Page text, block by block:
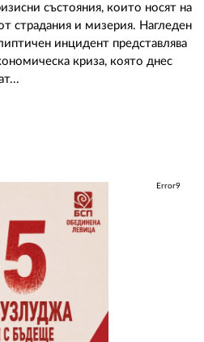
състояния, които носят на
страдания и мизерия. Нагледен
инцидент представлява
криза, която днес
Error9